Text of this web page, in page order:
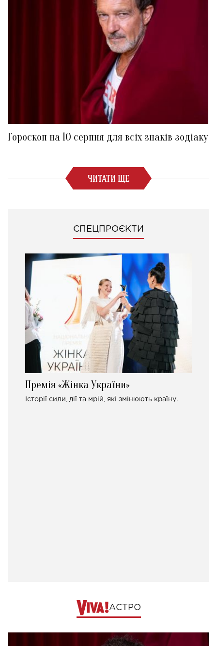
Гороскоп на 10 серпня для всіх знаків зодіаку
ЧИТАТИ ЩЕ
СПЕЦПРОЄКТИ
Премія «Жінка України»
Історії сили, дії та мрій, які змінюють країну.
АСТРО